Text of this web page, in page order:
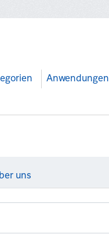
Anwendungen
uns